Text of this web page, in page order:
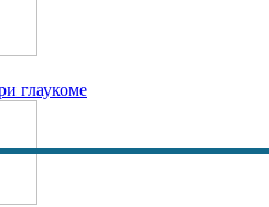
глаукоме